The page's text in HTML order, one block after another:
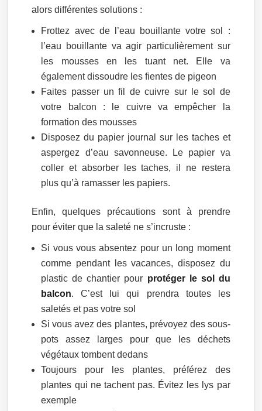
alors différentes solutions :
Frottez avec de l’eau bouillante votre sol :
l’eau bouillante va agir particulièrement sur
les mousses en les tuant net. Elle va
également dissoudre les fientes de pigeon
Faites passer un fil de cuivre sur le sol de
votre balcon : le cuivre va empêcher la
formation des mousses
Disposez du papier journal sur les taches et
aspergez d’eau savonneuse. Le papier va
coller et absorber les taches, il ne restera
plus qu’à ramasser les papiers.
Enfin, quelques précautions sont à prendre
pour éviter que la saleté ne s’incruste :
Si vous vous absentez pour un long moment
comme pendant les vacances, disposez du
plastic de chantier pour protéger le sol du
balcon. C’est lui qui prendra toutes les
saletés et pas votre sol
Si vous avez des plantes, prévoyez des sous-
pots assez larges pour que les déchets
végétaux tombent dedans
Toujours pour les plantes, préférez des
plantes qui ne tachent pas. Évitez les lys par
exemple